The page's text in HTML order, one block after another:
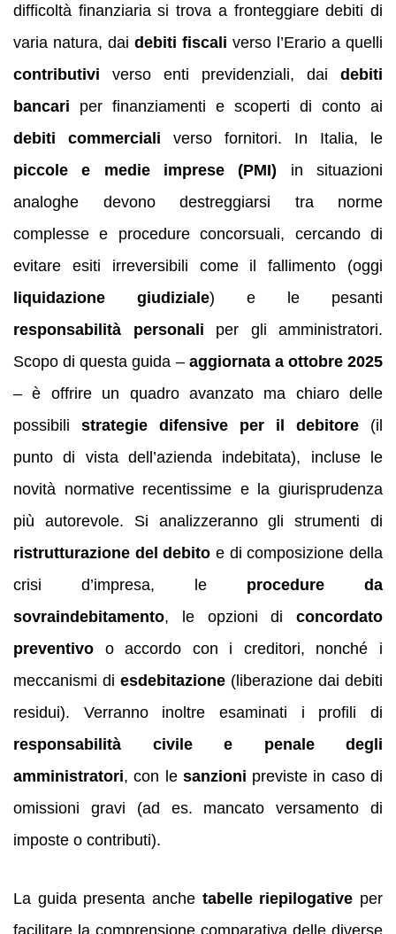
difficoltà finanziaria si trova a fronteggiare debiti di
varia natura, dai debiti fiscali verso l’Erario a quelli
contributivi verso enti previdenziali, dai debiti
bancari per finanziamenti e scoperti di conto ai
debiti commerciali verso fornitori. In Italia, le
piccole e medie imprese (PMI) in situazioni
analoghe devono destreggiarsi tra norme
complesse e procedure concorsuali, cercando di
evitare esiti irreversibili come il fallimento (oggi
liquidazione giudiziale) e le pesanti
responsabilità personali per gli amministratori.
Scopo di questa guida – aggiornata a ottobre 2025
– è offrire un quadro avanzato ma chiaro delle
possibili strategie difensive per il debitore (il
punto di vista dell’azienda indebitata), incluse le
novità normative recentissime e la giurisprudenza
più autorevole. Si analizzeranno gli strumenti di
ristrutturazione del debito e di composizione della
crisi d’impresa, le procedure da
sovraindebitamento, le opzioni di concordato
preventivo o accordo con i creditori, nonché i
meccanismi di esdebitazione (liberazione dai debiti
residui). Verranno inoltre esaminati i profili di
responsabilità civile e penale degli
amministratori, con le sanzioni previste in caso di
omissioni gravi (ad es. mancato versamento di
imposte o contributi).
La guida presenta anche tabelle riepilogative per